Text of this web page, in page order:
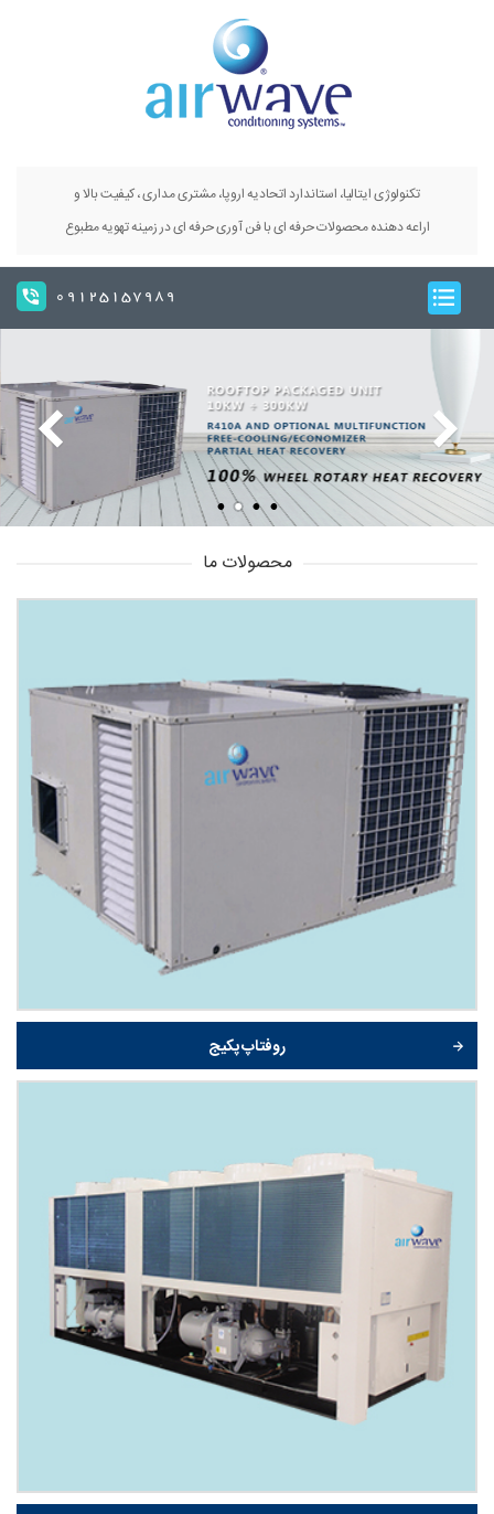
تکنولوژی ایتالیا، استاندارد اتحادیه اروپا، مشتری مداری ، کیفیت بالا و
اراعه دهنده محصولات حرفه ای با فن آوری حرفه ای در زمینه تهویه مطبوع
09125157989
محصولات ما
روفتاپ پکیج